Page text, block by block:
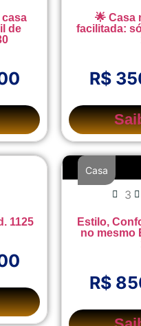
casa
de
🌟 Casa
facilitada:
R$
1125
Casa
3
Estilo,
no mesmo
R$